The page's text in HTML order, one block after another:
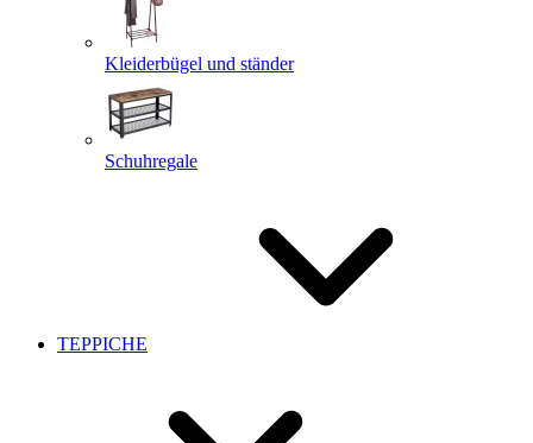
Kleiderbügel und ständer
Schuhregale
TEPPICHE